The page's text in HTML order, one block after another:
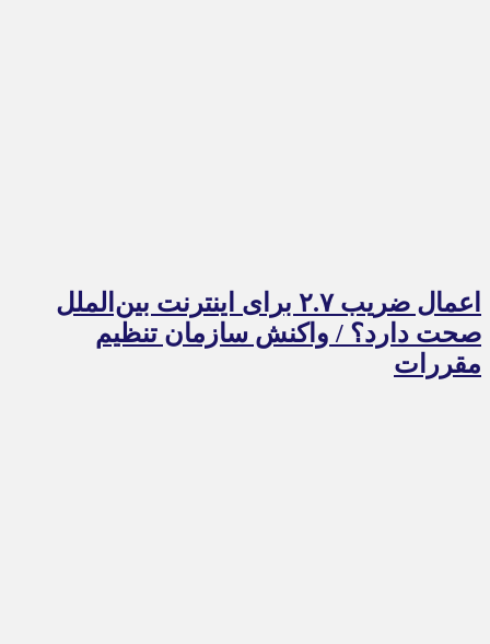
اعمال ضریب ۲.۷ برای اینترنت بین‌الملل
صحت دارد؟ / واکنش سازمان تنظیم
مقررات